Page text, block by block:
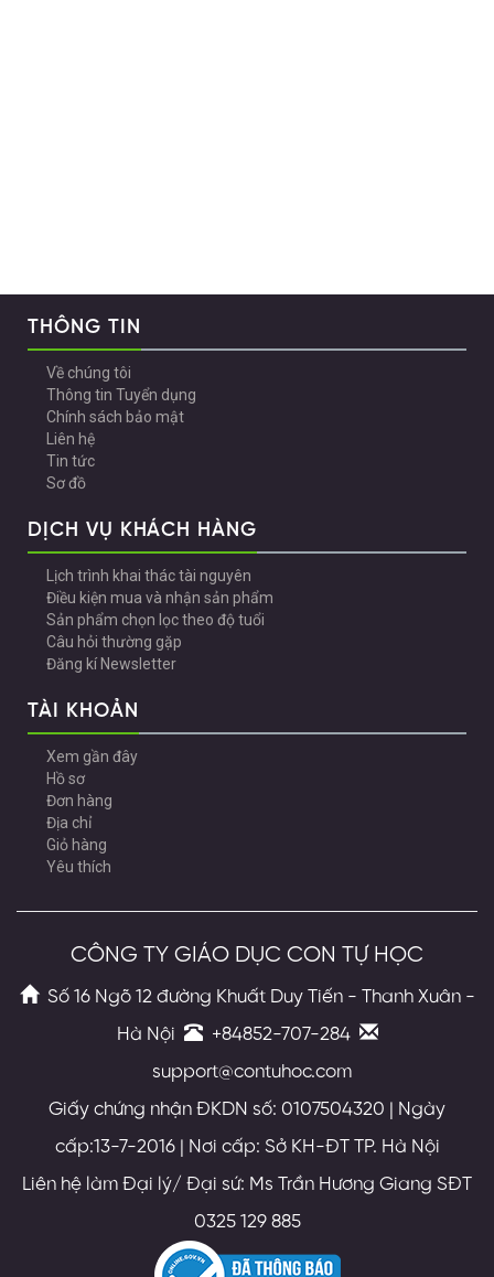
THÔNG TIN
Về chúng tôi
Thông tin Tuyển dụng
Chính sách bảo mật
Liên hệ
Tin tức
Sơ đồ
DỊCH VỤ KHÁCH HÀNG
Lịch trình khai thác tài nguyên
Điều kiện mua và nhận sản phẩm
Sản phẩm chọn lọc theo độ tuổi
Câu hỏi thường gặp
Đăng kí Newsletter
TÀI KHOẢN
Xem gần đây
Hồ sơ
Đơn hàng
Địa chỉ
Giỏ hàng
Yêu thích
CÔNG TY GIÁO DỤC CON TỰ HỌC
Số 16 Ngõ 12 đường Khuất Duy Tiến - Thanh Xuân -
Hà Nội
+84852-707-284
support@contuhoc.com
Giấy chứng nhận ĐKDN số: 0107504320 | Ngày
cấp:13-7-2016 | Nơi cấp: Sở KH-ĐT TP. Hà Nội
Liên hệ làm Đại lý/ Đại sứ: Ms Trần Hương Giang SĐT
0325 129 885